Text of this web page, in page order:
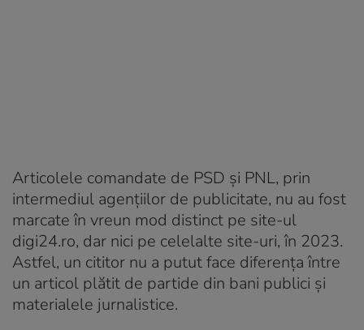
Articolele comandate de PSD și PNL, prin
intermediul agențiilor de publicitate, nu au fost
marcate în vreun mod distinct pe site-ul
digi24.ro, dar nici pe celelalte site-uri, în 2023.
Astfel, un cititor nu a putut face diferența între
un articol plătit de partide din bani publici și
materialele jurnalistice.